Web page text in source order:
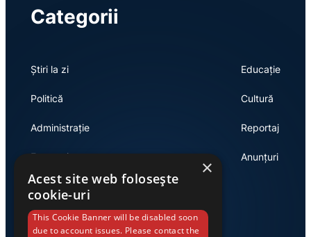
Categorii
Știri la zi
Politică
Administrație
Economie
Educație
Cultură
Reportaj
Anunțuri
Link-uri utile
×
Acest site web folosește
cookie-uri
This Cookie Banner will be disabled soon
due to account issues. Please contact the